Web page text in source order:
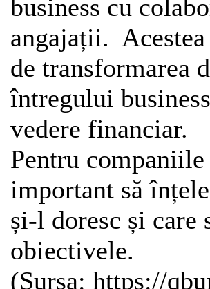
business cu
angajații. Acestea
de transformarea
întregului
vedere financiar.
Pentru
important să
și-l doresc și care
obiectivele.
(Sursa: https://